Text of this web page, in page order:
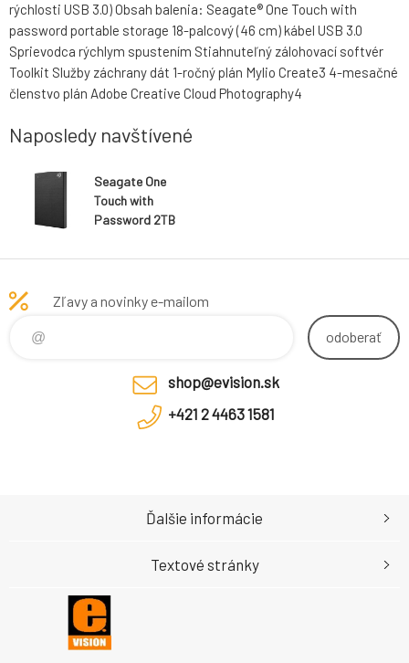
rýchlosti USB 3.0) Obsah balenia: Seagate® One Touch with
password portable storage 18-palcový (46 cm) kábel USB 3.0
Sprievodca rýchlym spustením Stiahnuteľný zálohovací softvér
Toolkit Služby záchrany dát 1-ročný plán Mylio Create3 4-mesačné
členstvo plán Adobe Creative Cloud Photography4
Naposledy navštívené
Seagate One
Touch with
Password 2TB
HDD USB 3.0
Zľavy a novinky e-mailom
odoberať
shop@evision.sk
+421 2 4463 1581
Ďalšie informácie
Textové stránky